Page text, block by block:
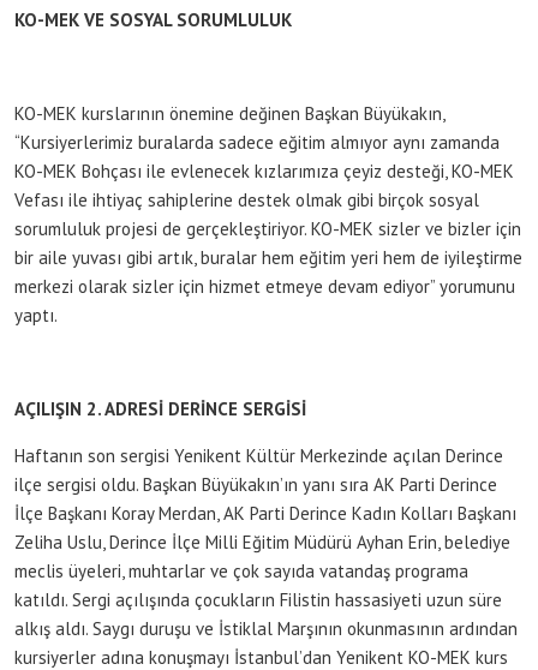
KO-MEK VE SOSYAL SORUMLULUK
KO-MEK kurslarının önemine değinen Başkan Büyükakın,
“Kursiyerlerimiz buralarda sadece eğitim almıyor aynı zamanda
KO-MEK Bohçası ile evlenecek kızlarımıza çeyiz desteği, KO-MEK
Vefası ile ihtiyaç sahiplerine destek olmak gibi birçok sosyal
sorumluluk projesi de gerçekleştiriyor. KO-MEK sizler ve bizler için
bir aile yuvası gibi artık, buralar hem eğitim yeri hem de iyileştirme
merkezi olarak sizler için hizmet etmeye devam ediyor” yorumunu
yaptı.
AÇILIŞIN 2. ADRESİ DERİNCE SERGİSİ
Haftanın son sergisi Yenikent Kültür Merkezinde açılan Derince
ilçe sergisi oldu. Başkan Büyükakın’ın yanı sıra AK Parti Derince
İlçe Başkanı Koray Merdan, AK Parti Derince Kadın Kolları Başkanı
Zeliha Uslu, Derince İlçe Milli Eğitim Müdürü Ayhan Erin, belediye
meclis üyeleri, muhtarlar ve çok sayıda vatandaş programa
katıldı. Sergi açılışında çocukların Filistin hassasiyeti uzun süre
alkış aldı. Saygı duruşu ve İstiklal Marşının okunmasının ardından
kursiyerler adına konuşmayı İstanbul’dan Yenikent KO-MEK kurs